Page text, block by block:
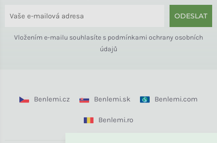
ODESLAT
Vložením e-mailu souhlasíte s podmínkami ochrany osobních
údajů
Benlemi.cz Benlemi.sk Benlemi.com
Benlemi.ro